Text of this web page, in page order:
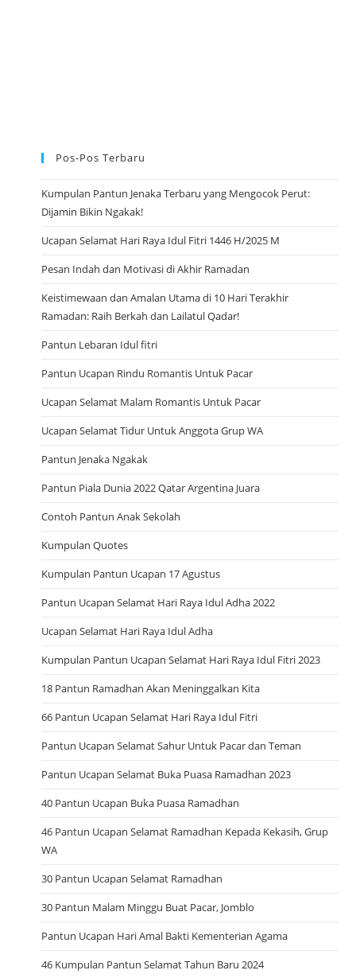
Pos-Pos Terbaru
Kumpulan Pantun Jenaka Terbaru yang Mengocok Perut:
Dijamin Bikin Ngakak!
Ucapan Selamat Hari Raya Idul Fitri 1446 H/2025 M
Pesan Indah dan Motivasi di Akhir Ramadan
Keistimewaan dan Amalan Utama di 10 Hari Terakhir
Ramadan: Raih Berkah dan Lailatul Qadar!
Pantun Lebaran Idul fitri
Pantun Ucapan Rindu Romantis Untuk Pacar
Ucapan Selamat Malam Romantis Untuk Pacar
Ucapan Selamat Tidur Untuk Anggota Grup WA
Pantun Jenaka Ngakak
Pantun Piala Dunia 2022 Qatar Argentina Juara
Contoh Pantun Anak Sekolah
Kumpulan Quotes
Kumpulan Pantun Ucapan 17 Agustus
Pantun Ucapan Selamat Hari Raya Idul Adha 2022
Ucapan Selamat Hari Raya Idul Adha
Kumpulan Pantun Ucapan Selamat Hari Raya Idul Fitri 2023
18 Pantun Ramadhan Akan Meninggalkan Kita
66 Pantun Ucapan Selamat Hari Raya Idul Fitri
Pantun Ucapan Selamat Sahur Untuk Pacar dan Teman
Pantun Ucapan Selamat Buka Puasa Ramadhan 2023
40 Pantun Ucapan Buka Puasa Ramadhan
46 Pantun Ucapan Selamat Ramadhan Kepada Kekasih, Grup
WA
30 Pantun Ucapan Selamat Ramadhan
30 Pantun Malam Minggu Buat Pacar, Jomblo
Pantun Ucapan Hari Amal Bakti Kementerian Agama
46 Kumpulan Pantun Selamat Tahun Baru 2024